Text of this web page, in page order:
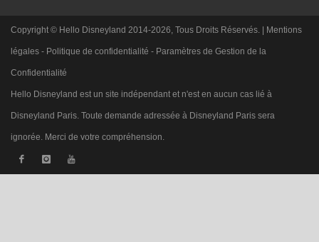
Copyright © Hello Disneyland 2014-2026, Tous Droits Réservés. | Mentions
légales - Politique de confidentialité - Paramètres de Gestion de la
Confidentialité
Hello Disneyland est un site indépendant et n'est en aucun cas lié à
Disneyland Paris. Toute demande adressée à Disneyland Paris sera
ignorée. Merci de votre compréhension.